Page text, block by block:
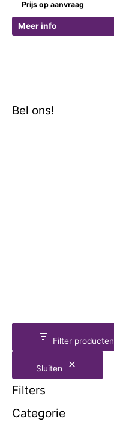
Prijs op aanvraag
Meer info
Bel ons!
Filter producten
Sluiten
Filters
Categorie